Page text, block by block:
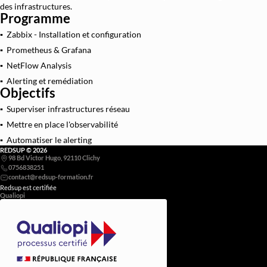
des infrastructures.
Programme
▪ Zabbix - Installation et configuration
▪ Prometheus & Grafana
▪ NetFlow Analysis
▪ Alerting et remédiation
Objectifs
▪ Superviser infrastructures réseau
▪ Mettre en place l'observabilité
▪ Automatiser le alerting
REDSUP © 2026
98 Bd Victor Hugo, 92110 Clichy
0756838251
Redsup est certifiée
Qualiopi